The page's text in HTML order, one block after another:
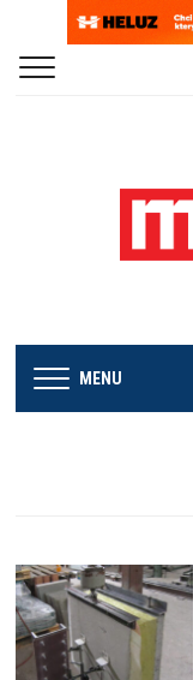
MENU